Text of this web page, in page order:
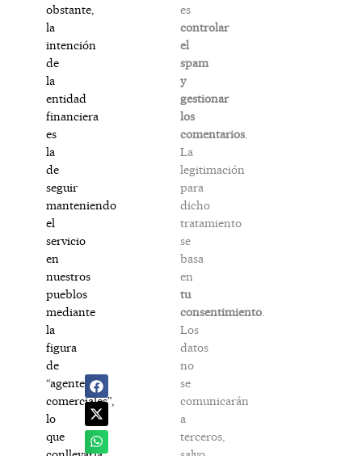
obstante,
la
intención
de
la
entidad
financiera
es
la
de
seguir
manteniendo
el
servicio
en
nuestros
pueblos
mediante
la
figura
de
“agentes
comerciales”,
lo
que
es
controlar
el
spam
y
gestionar
los
comentarios.
La
legitimación
para
dicho
tratamiento
se
basa
en
tu
consentimiento.
Los
datos
no
se
comunicarán
a
terceros,